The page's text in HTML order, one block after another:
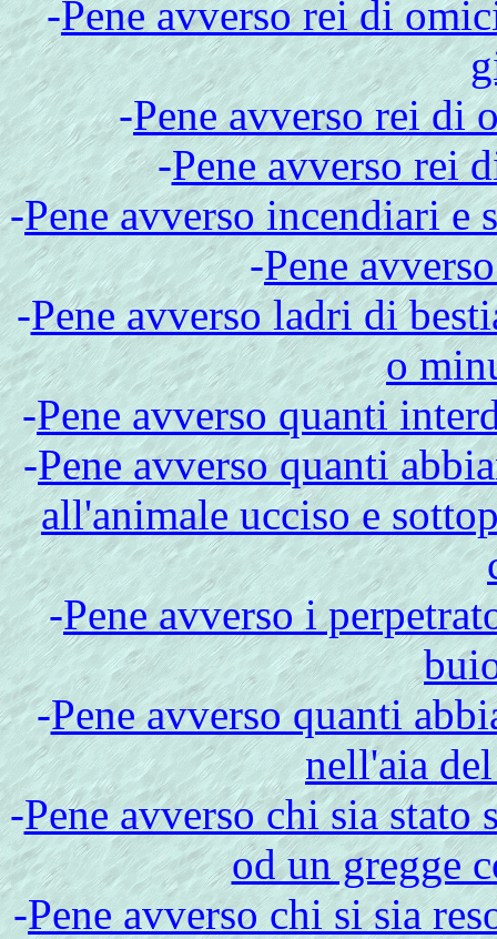
-Pene avverso rei di
-Pene avverso rei di
-Pene avverso rei
-Pene avverso incendiari
-Pene
-Pene avverso ladri di
o
-Pene avverso quanti
-Pene avverso quanti
all'animale ucciso e
-Pene avverso i
-Pene avverso quanti
nell'aia
-Pene avverso chi sia stato
od un gregge
-Pene avverso chi si sia